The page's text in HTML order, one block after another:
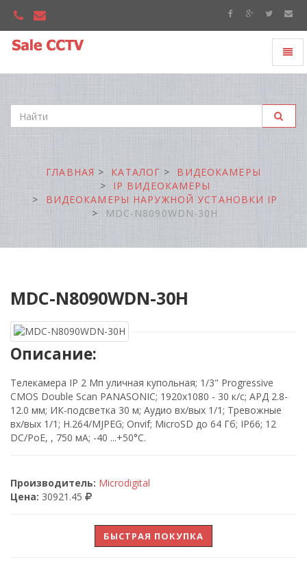
CCTV"
ГЛАВНАЯ КАТАЛОГ
ВИДЕОКАМЕРЫ
IP ВИДЕОКАМЕРЫ
ВИДЕОКАМЕРЫ НАРУЖНОЙ УСТАНОВКИ IP
MDC-N8090WDN-30H
MDC-N8090WDN-30H
Описание:
Телекамера IP 2 Мп уличная купольная; 1/3" Progressive
CMOS Double Scan PANASONIC; 1920х1080 - 30 к/с; АРД 2.8-
12.0 мм; ИК-подсветка 30 м; Аудио вх/вых 1/1; Тревожные
вх/вых 1/1; H.264/MJPEG; Onvif; MicroSD до 64 Гб; IP66; 12
DC/PoE, , 750 мА; -40 ...+50°C.
Производитель: Microdigital
Цена: 30921.45
БЫСТРАЯ ПОКУПКА